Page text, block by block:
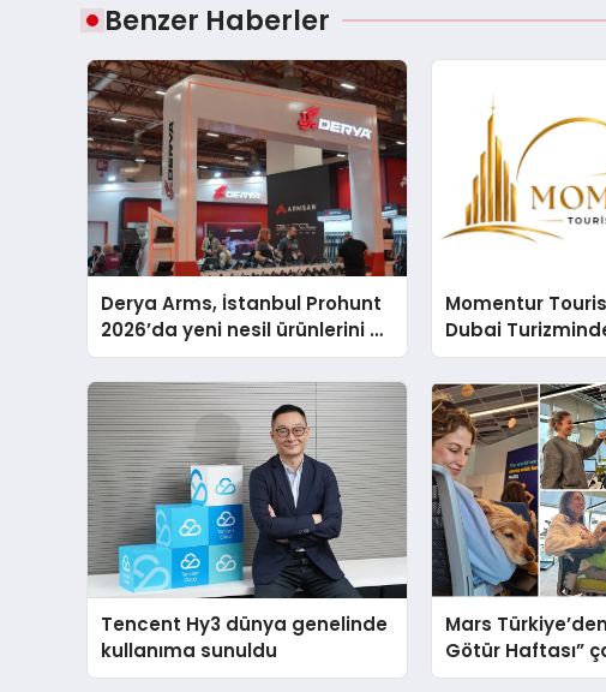
Benzer Haberler
Derya Arms, İstanbul Prohunt
2026’da yeni nesil ürünlerini ve
global marka vizyonunu
sergiledi
Momentur
Dubai
Operasyon
Yaratıyor
Tencent Hy3 dünya genelinde
kullanıma sunuldu
Mars
Götür Haftası”